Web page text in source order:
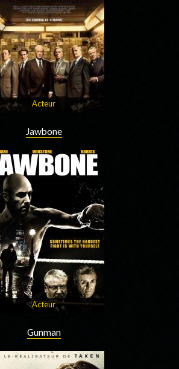
Acteur
Jawbone
Acteur
Gunman